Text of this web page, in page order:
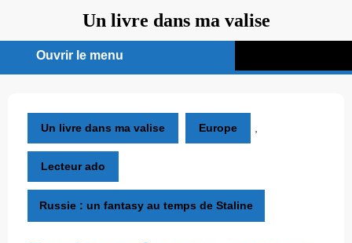
contenu
Un livre dans ma valise
Ouvrir le menu
menu
Un livre dans ma valise Europe
Lecteur ado
Russie : un fantasy au temps de Staline